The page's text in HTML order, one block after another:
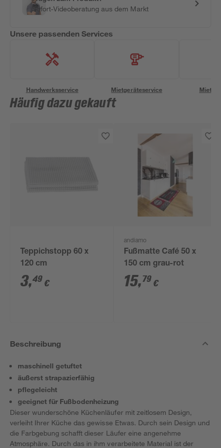
Sofort-Videoberatung aus dem Markt
Unsere passenden Services
Handwerksservice Mietgeräteservice
Häufig dazu gekauft
Teppichstopp 60 x
120 cm
3,49 €
andiamo
Fußmatte Café 50 x
150 cm grau-rot
15,79 €
Beschreibung
maschinell getuftet
äußerst strapazierfähig
pflegeleicht
geeignet für Fußbodenheizung
Dieser wunderschöne Küchenläufer mit zeitlosem Design,
verleiht Ihrer Küche das gewisse Etwas. Durch sein Design und
die Farbgebung schafft dieser Läufer eine angenehme
Atmosphäre. Durch das in ihm verarbeitete Material ist der